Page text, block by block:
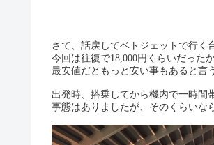
さて、話戻してベトジェットで行く
今回は往復で18,000円くらいだった
最安値だともっと安い事もあると言
出発時、搭乗してから機内で一時間
事態はありましたが、そのくらいな